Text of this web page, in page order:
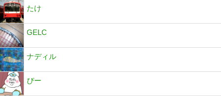
たけ
GELC
ナディル
ぴー